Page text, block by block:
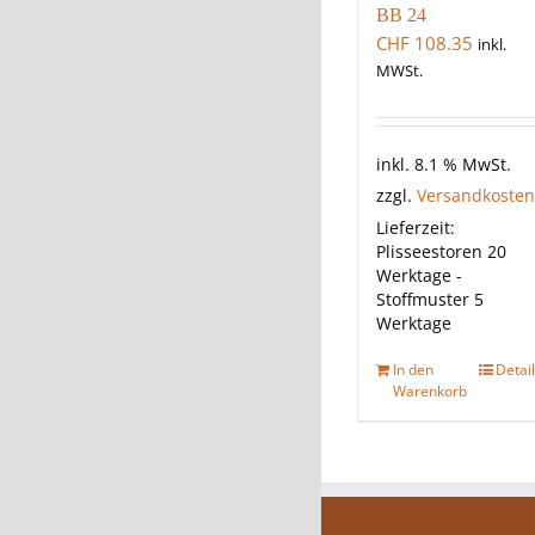
BB 24
CHF108.35 inkl.
MWSt.
inkl. 8.1 % MwSt.
zzgl. Versandkosten
Lieferzeit:
Plisseestoren 20
Werktage -
Stoffmuster 5
Werktage
In den
Warenkorb